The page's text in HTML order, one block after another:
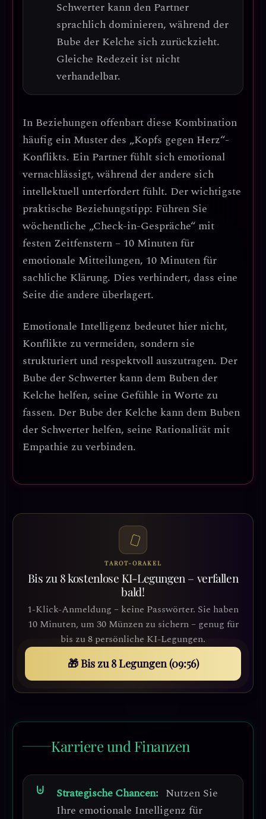
Schwerter kann den Partner
sprachlich dominieren, während der
Bube der Kelche sich zurückzieht.
Gleiche Redezeit ist nicht
verhandelbar.
In Beziehungen offenbart diese Kombination
häufig ein Muster des „Kopfs gegen Herz“-
Konflikts. Ein Partner fühlt sich emotional
vernachlässigt, während der andere sich
intellektuell unterfordert fühlt. Der wichtigste
praktische Beziehungstipp: Führen Sie
wöchentliche „Check-in-Gespräche“ mit
festen Zeitfenstern – 10 Minuten für
emotionale Mitteilungen, 10 Minuten für
sachliche Klärung. Dies verhindert, dass eine
Seite die andere überlagert.
Emotionale Intelligenz bedeutet hier nicht,
Konflikte zu vermeiden, sondern sie
strukturiert und respektvoll auszutragen. Der
Bube der Schwerter kann dem Buben der
Kelche helfen, seine Gefühle in Worte zu
fassen. Der Bube der Kelche kann dem Buben
der Schwerter helfen, seine Rationalität mit
Empathie zu verbinden.
TAROT-ORAKEL
Bis zu 8 kostenlose KI-Legungen – verfallen
bald!
1-Klick-Anmeldung – keine Passwörter. Sie haben
10 Minuten, um 30 Münzen zu sichern – genug für
bis zu 8 persönliche KI-Legungen.
🎁 Bis zu 8 Legungen (09:53)
Karriere und Finanzen
Strategische Chancen: Nutzen Sie
Ihre emotionale Intelligenz für